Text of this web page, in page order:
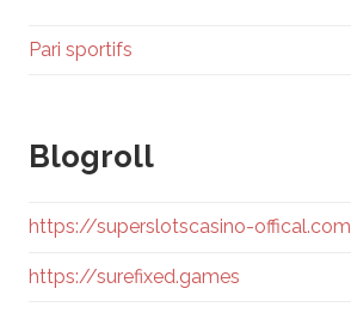
Pari sportifs
Blogroll
https://superslotscasino-offical.com
https://surefixed.games